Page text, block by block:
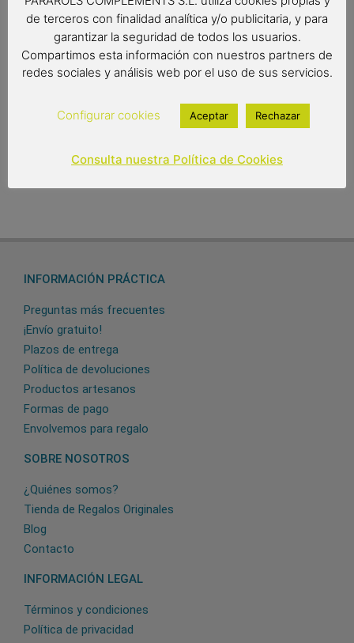
Medidas: 35 x 3.5 cm.
INFORMACIÓN PRÁCTICA
Preguntas más frecuentes
¡Envío gratuito!
Plazos de entrega
Política de devoluciones
Productos artesanos
Formas de pago
Envolvemos para regalo
SOBRE NOSOTROS
¿Quiénes somos?
Tienda de Regalos Originales
Blog
Contacto
INFORMACIÓN LEGAL
Términos y condiciones
Política de privacidad
de terceros con finalidad analítica y/o publicitaria, y para
garantizar la seguridad de todos los usuarios.
Compartimos esta información con nuestros partners de
redes sociales y análisis web por el uso de sus servicios.
Configurar cookies Aceptar Rechazar
Consulta nuestra Política de Cookies